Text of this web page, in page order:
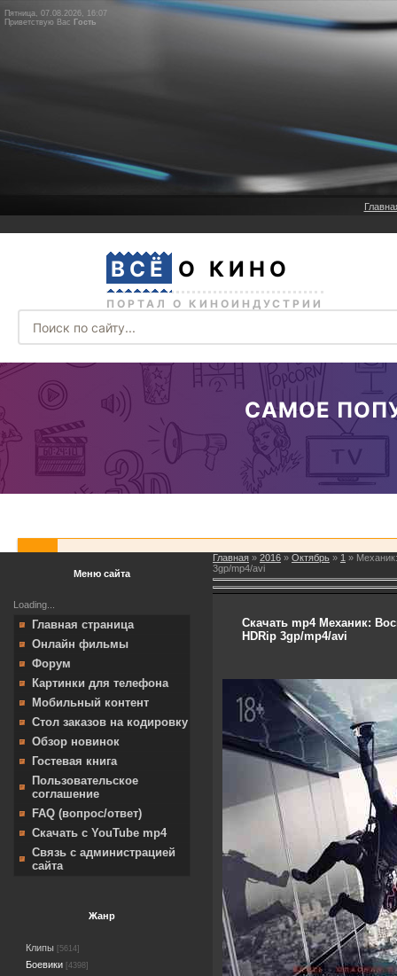
Пятница, 07.08.2026, 16:07
Приветствую Вас Гость
Меню сайта
Loading...
Главная страница
Онлайн фильмы
Форум
Картинки для телефона
Мобильный контент
Стол заказов на кодировку
Обзор новинок
Гостевая книга
Пользовательское
соглашение
FAQ (вопрос/ответ)
Скачать с YouTube mp4
Связь с администрацией
сайта
Жанр
Клипы [5614]
Боевики [4398]
Главная » 2016 » Октябрь » 1 »
3gp/mp4/avi
Скачать mp4 Механик:
HDRip 3gp/mp4/avi